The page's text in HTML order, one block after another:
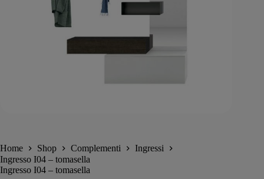
Home Shop Complementi
Ingressi
Ingresso I04 – tomasella
Ingresso I04 – tomasella